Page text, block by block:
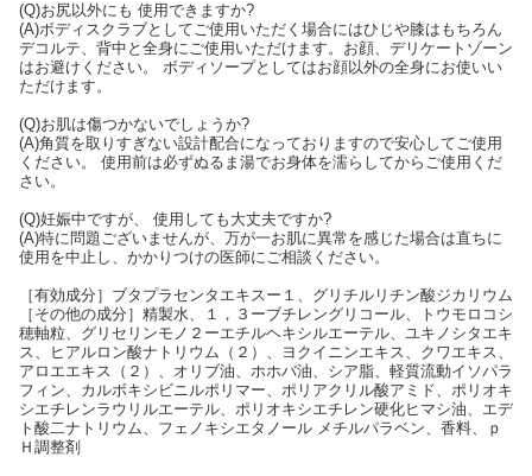
(Q)お尻以外にも 使用できますか?
(A)ボディスクラブとしてご使用いただく場合にはひじや膝はもちろん
デコルテ、背中と全身にご使用いただけます。お顔、デリケートゾーン
はお避けください。 ボディソープとしてはお顔以外の全身にお使いい
ただけます。
(Q)お肌は傷つかないでしょうか?
(A)角質を取りすぎない設計配合になっておりますので安心してご使用
ください。 使用前は必ずぬるま湯でお身体を濡らしてからご使用くだ
さい。
(Q)妊娠中ですが、 使用しても大丈夫ですか?
(A)特に問題ございませんが、万が一お肌に異常を感じた場合は直ちに
使用を中止し、かかりつけの医師にご相談ください。
［有効成分］ブタプラセンタエキスー１、グリチルリチン酸ジカリウム
［その他の成分］精製水、１，３ーブチレングリコール、トウモロコシ
穂軸粒、グリセリンモノ２ーエチルヘキシルエーテル、ユキノシタエキ
ス、ヒアルロン酸ナトリウム（２）、ヨクイニンエキス、クワエキス、
アロエエキス（２）、オリブ油、ホホバ油、シア脂、軽質流動イソパラ
フィン、カルボキシビニルポリマー、ポリアクリル酸アミド、ポリオキ
シエチレンラウリルエーテル、ポリオキシエチレン硬化ヒマシ油、エデ
ト酸二ナトリウム、フェノキシエタノール メチルパラベン、香料、ｐ
Ｈ調整剤